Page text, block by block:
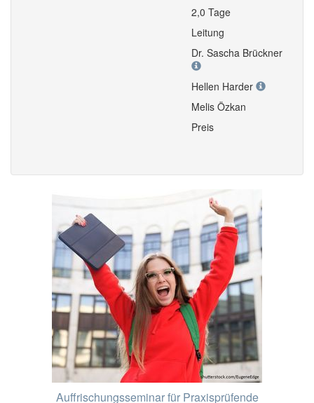
2,0 Tage
Leitung
Dr. Sascha Brückner
Hellen Harder
Melis Özkan
Preis
Auffrischungsseminar für Praxisprüfende